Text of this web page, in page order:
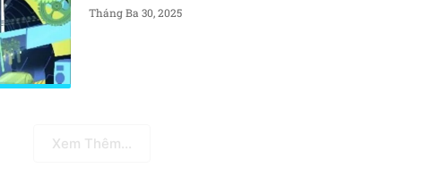
Tháng Ba 30, 2025
Xem Thêm...